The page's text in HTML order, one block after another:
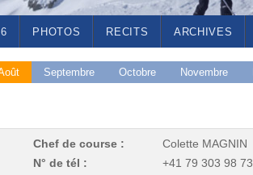
PHOTOS RECITS ARCHIVES
Septembre Octobre Novembre
Chef de course :
Colette MAGNIN
N° de tél :
+41 79 303 98 73‬‬